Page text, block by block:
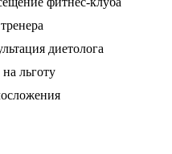
диетолога
льготу